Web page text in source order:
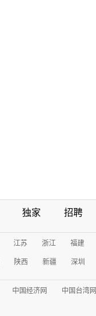
独家 招聘
江苏 浙江 福建
陕西 新疆 深圳
中国经济网 中国台湾网